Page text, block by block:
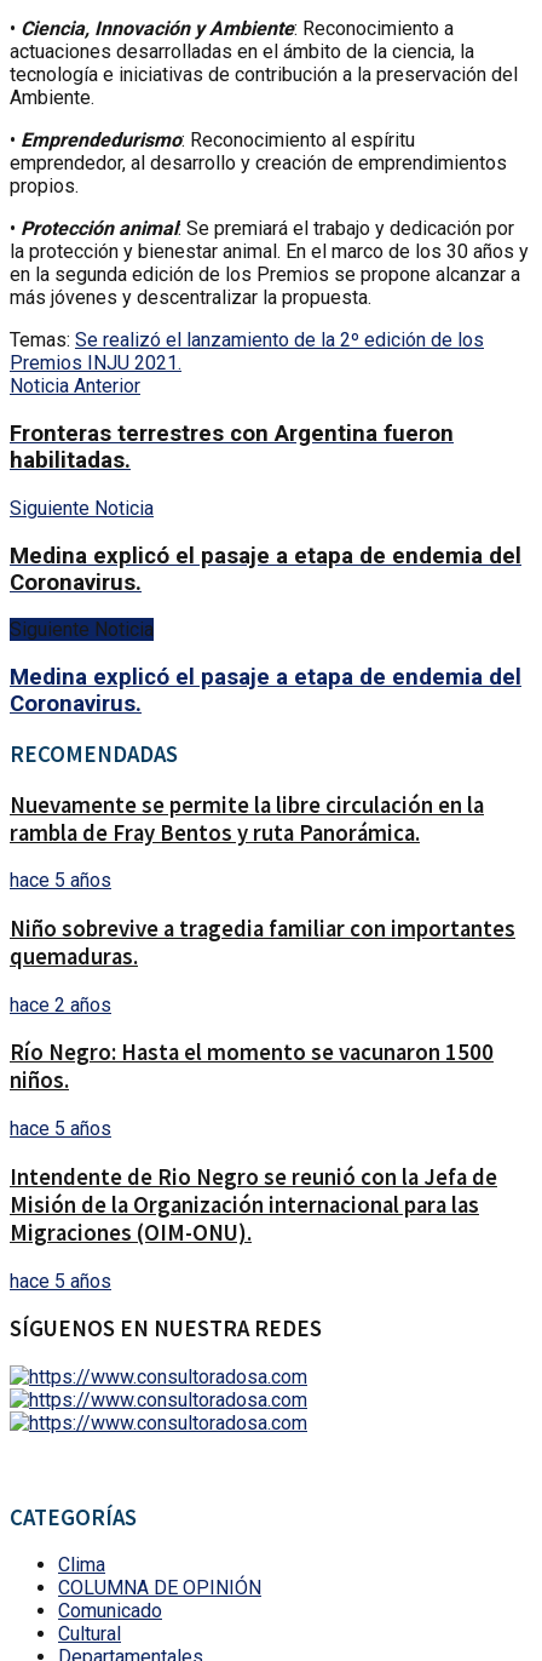
• Ciencia, Innovación y Ambiente: Reconocimiento a
actuaciones desarrolladas en el ámbito de la ciencia, la
tecnología e iniciativas de contribución a la preservación del
Ambiente.
• Emprendedurismo: Reconocimiento al espíritu
emprendedor, al desarrollo y creación de emprendimientos
propios.
• Protección animal: Se premiará el trabajo y dedicación por
la protección y bienestar animal. En el marco de los 30 años y
en la segunda edición de los Premios se propone alcanzar a
más jóvenes y descentralizar la propuesta.
Temas: Se realizó el lanzamiento de la 2º edición de los
Premios INJU 2021.
Noticia Anterior
Fronteras terrestres con Argentina fueron
habilitadas.
Siguiente Noticia
Medina explicó el pasaje a etapa de endemia del
Coronavirus.
Siguiente Noticia
Medina explicó el pasaje a etapa de endemia del
Coronavirus.
RECOMENDADAS
Nuevamente se permite la libre circulación en la
rambla de Fray Bentos y ruta Panorámica.
hace 5 años
Niño sobrevive a tragedia familiar con importantes
quemaduras.
hace 2 años
Río Negro: Hasta el momento se vacunaron 1500
niños.
hace 5 años
Intendente de Rio Negro se reunió con la Jefa de
Misión de la Organización internacional para las
Migraciones (OIM-ONU).
hace 5 años
SÍGUENOS EN NUESTRA REDES
CATEGORÍAS
Clima
COLUMNA DE OPINIÓN
Comunicado
Cultural